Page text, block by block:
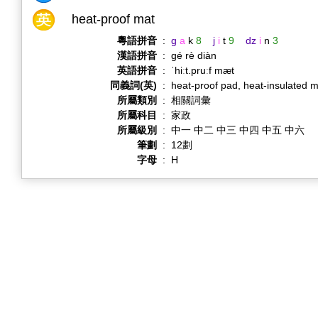
heat-proof mat
粵語拼音 : g a k 8 j i t 9 dz i n 3
漢語拼音 : gé rè diàn
英語拼音 :
ˈhiːt.pruːf mæt
同義詞(英)
:
heat-proof pad, heat-insulated
所屬類別
: 相關詞彙
所屬科目
: 家政
所屬級別
: 中一 中二 中三 中四 中五 中六
筆劃
:
12劃
字母 : H